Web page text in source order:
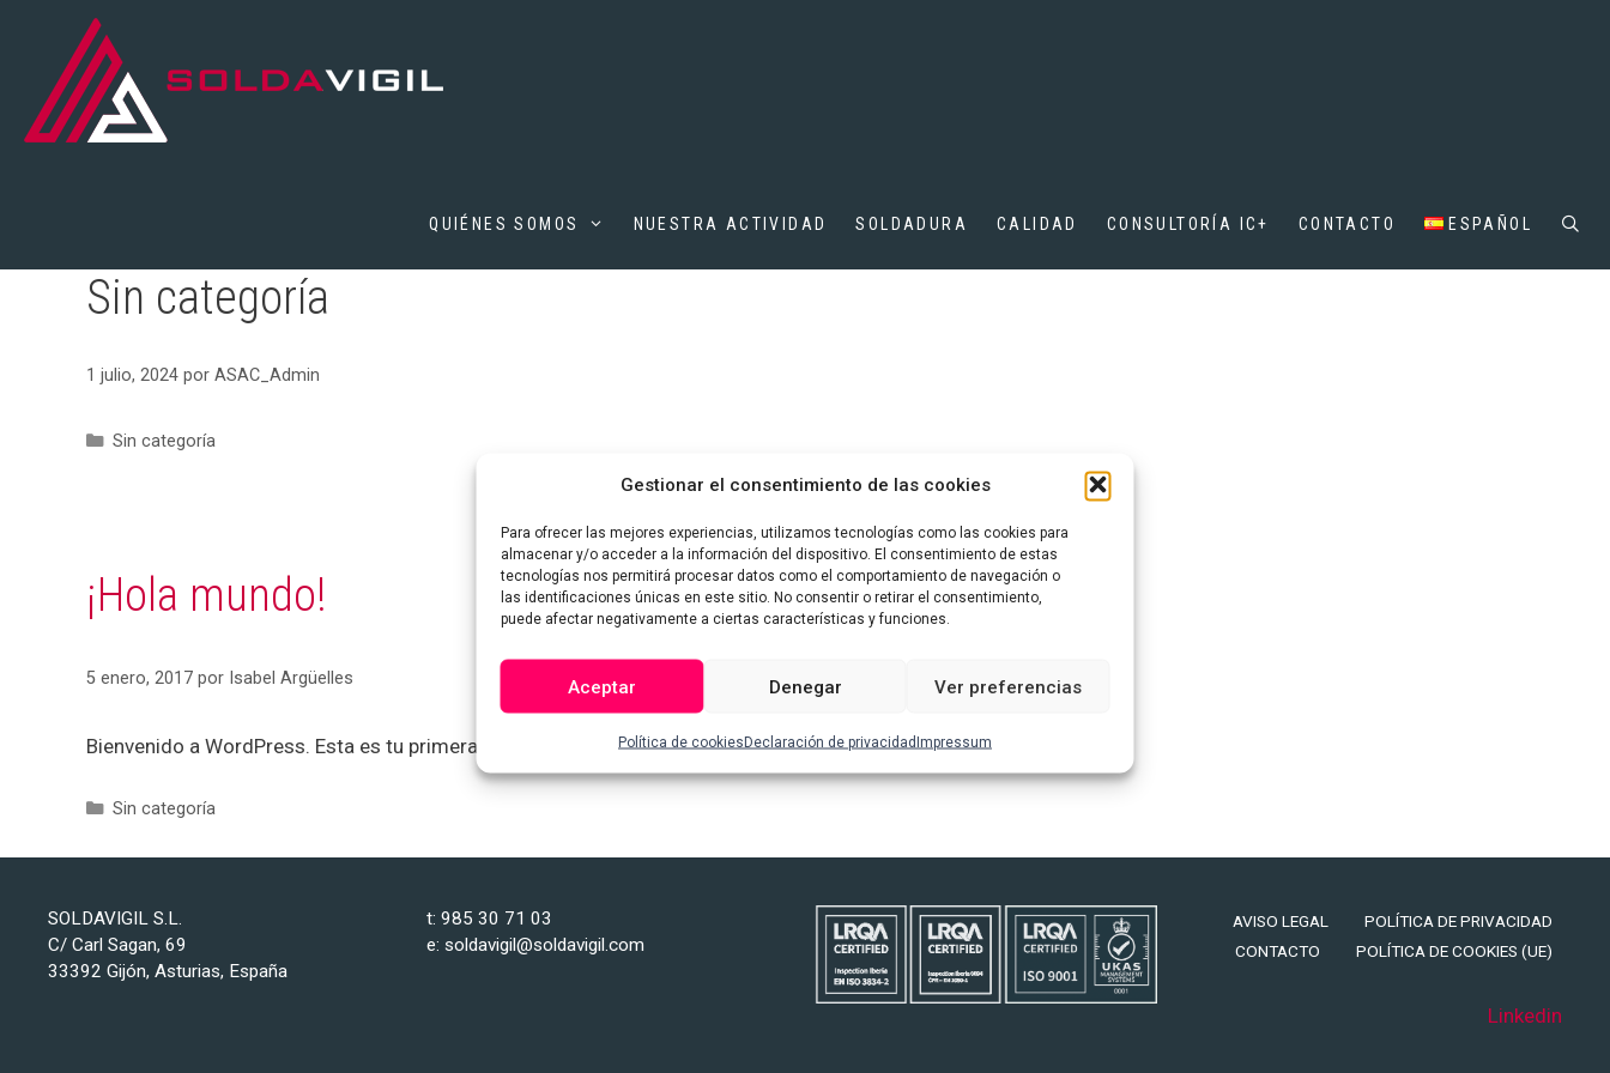
Gestionar el consentimiento de las cookies
Para ofrecer las mejores experiencias, utilizamos tecnologías como las cookies para
almacenar y/o acceder a la información del dispositivo. El consentimiento de estas
tecnologías nos permitirá procesar datos como el comportamiento de navegación o
las identificaciones únicas en este sitio. No consentir o retirar el consentimiento,
puede afectar negativamente a ciertas características y funciones.
Aceptar Denegar Ver preferencias
Política de cookiesDeclaración de privacidadImpressum
contenido
QUIÉNES SOMOS NUESTRA ACTIVIDAD SOLDADURA CALIDAD CONSULTORÍA IC+ CONTACTO ESPAÑOL
Sin categoría
1 julio, 2024 por ASAC_Admin
Categorías
Sin categoría
¡Hola mundo!
5 enero, 2017 por Isabel Argüelles
Bienvenido a WordPress. Esta es tu primera entrada. Edítala o bórrala, ¡y comienza a escribir!
Categorías
Sin categoría
SOLDAVIGIL S.L.
C/ Carl Sagan, 69
33392 Gijón, Asturias, España
t: 985 30 71 03
e: soldavigil@soldavigil.com
AVISO LEGAL
POLÍTICA DE PRIVACIDAD
CONTACTO
POLÍTICA DE COOKIES (UE)
Linkedin